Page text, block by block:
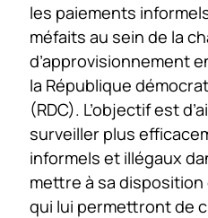
les paiements
méfaits au sein de la
d’approvisionnement
la République
(RDC). L’objectif est
surveiller plus
informels et illégaux
mettre à sa disposition
qui lui permettront de